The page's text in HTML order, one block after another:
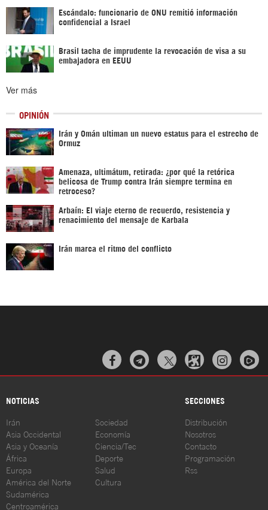
Escándalo: funcionario de ONU remitió información
confidencial a Israel
Brasil tacha de imprudente la revocación de visa a su
embajadora en EEUU
Ver más
OPINIÓN
Irán y Omán ultiman un nuevo estatus para el estrecho de
Ormuz
Amenaza, ultimátum, retirada: ¿por qué la retórica
belicosa de Trump contra Irán siempre termina en
retroceso?
Arbaín: El viaje eterno de recuerdo, resistencia y
renacimiento del mensaje de Karbala
Irán marca el ritmo del conflicto
  
NOTICIAS SECCIONES
Irán
Asia Occidental
Asia y Oceanía
África
Europa
América del Norte
Sudamérica
Centroamérica
Sociedad
Economía
Ciencia/Tec
Deporte
Salud
Cultura
Distribución
Nosotros
Contacto
Programación
Rss